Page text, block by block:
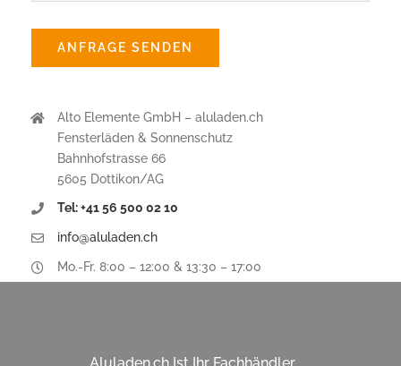
Alto Elemente GmbH – aluladen.ch
Fensterläden & Sonnenschutz
Bahnhofstrasse 66
5605 Dottikon/AG
Tel: +41 56 500 02 10
info@aluladen.ch
Mo.-Fr. 8:00 – 12:00 & 13:30 – 17:00